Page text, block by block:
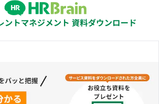
ントマネジメント 資料ダウンロード